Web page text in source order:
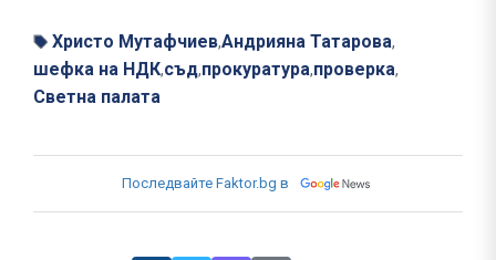
Христо Мутафчиев,Андрияна Татарова,
шефка на НДК,съд,прокуратура,проверка,
Светна палата
Последвайте Faktor.bg в